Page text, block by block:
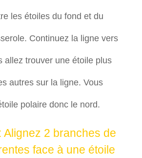
les étoiles du fond et du
Continuez la ligne vers
allez trouver une étoile plus
autres sur la ligne. Vous
polaire donc le nord.
Alignez 2 branches de
face à une étoile